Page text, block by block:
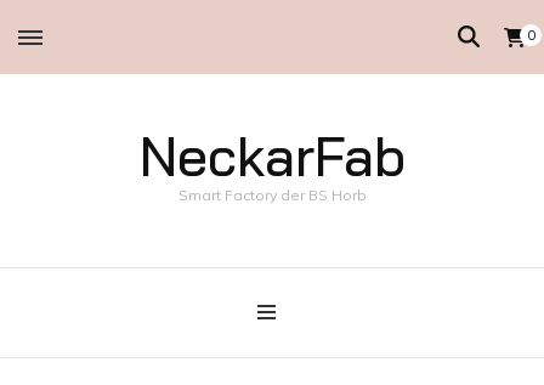
0
NeckarFab
Smart Factory der BS Horb